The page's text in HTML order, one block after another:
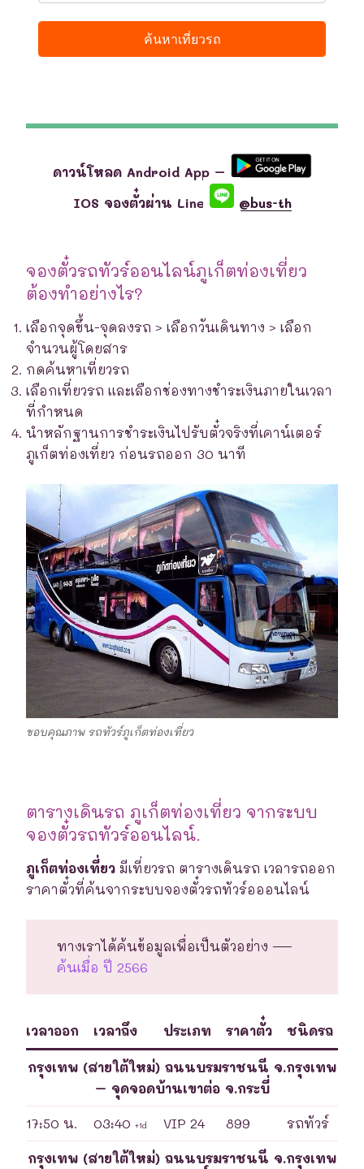
ดาวน์โหลด Android App –
IOS จองตั๋วผ่าน Line
@bus-th
จองตั๋วรถทัวร์ออนไลน์ภูเก็ตท่องเที่ยว
ต้องทำอย่างไร?
เลือกจุดขึ้น-จุดลงรถ > เลือกวันเดินทาง > เลือก
จำนวนผู้โดยสาร
กดค้นหาเที่ยวรถ
เลือกเที่ยวรถ และเลือกช่องทางชำระเงินภายในเวลา
ที่กำหนด
นำหลักฐานการชำระเงินไปรับตั๋วจริงที่เคาน์เตอร์
ภูเก็ตท่องเที่ยว ก่อนรถออก 30 นาที
ขอบคุณภาพ รถทัวร์ภูเก็ตท่องเที่ยว
ตารางเดินรถ ภูเก็ตท่องเที่ยว จากระบบ
จองตั๋วรถทัวร์ออนไลน์.
ภูเก็ตท่องเที่ยว มีเที่ยวรถ ตารางเดินรถ เวลารถออก
ราคาตั๋วที่ค้นจากระบบจองตั๋วรถทัวร์อออนไลน์
ทางเราได้ค้นข้อมูลเพื่อเป็นตัวอย่าง —
ค้นเมื่อ ปี 2566
เวลาออก เวลาถึง ประเภท ราคาตั๋ว ชนิดรถ
กรุงเทพ (สายใต้ใหม่) ถนนบรมราชนนี จ.กรุงเทพ
– จุดจอดบ้านเขาต่อ จ.กระบี่
17:50 น. 03:40 +1d VIP 24 899 รถทัวร์
กรุงเทพ (สายใต้ใหม่) ถนนบรมราชนนี จ.กรุงเทพ